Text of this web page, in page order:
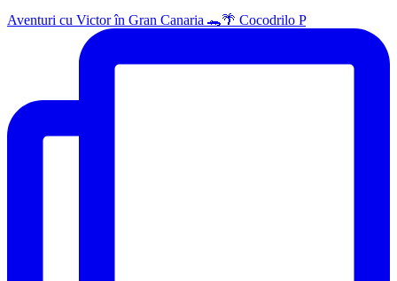
Aventuri cu Victor în Gran Canaria 🐊🌴 Cocodrilo P